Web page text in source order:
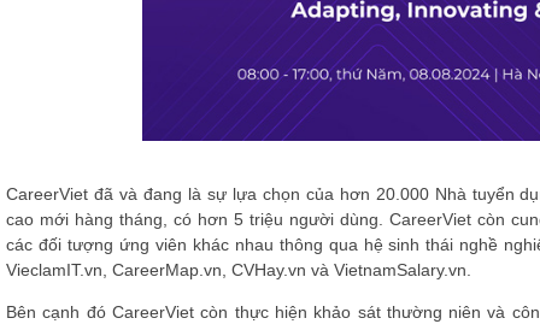
CareerViet đã và đang là sự lựa chọn của hơn 20.000 Nhà tuyển
cao mới hàng tháng, có hơn 5 triệu người dùng. CareerViet còn
các đối tượng ứng viên khác nhau thông qua hệ sinh thái nghề
VieclamIT.vn, CareerMap.vn, CVHay.vn và VietnamSalary.vn.
Bên cạnh đó CareerViet còn thực hiện khảo sát thường niên và